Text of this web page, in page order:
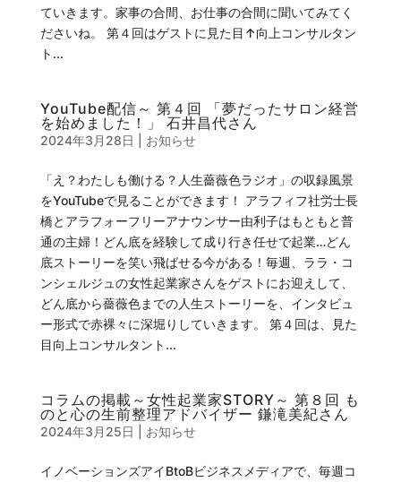
ていきます。家事の合間、お仕事の合間に聞いてみてく
ださいね。 第４回はゲストに見た目↑向上コンサルタン
ト...
YouTube配信～ 第４回 「夢だったサロン経営
を始めました！」 石井昌代さん
2024年3月28日 お知らせ
「え？わたしも働ける？人生薔薇色ラジオ」の収録風景
をYouTubeで見ることができます！ アラフィフ社労士長
橋とアラフォーフリーアナウンサー由利子はもともと普
通の主婦！どん底を経験して成り行き任せで起業…どん
底ストーリーを笑い飛ばせる今がある！毎週、ララ・コ
ンシェルジュの女性起業家さんをゲストにお迎えして、
どん底から薔薇色までの人生ストーリーを、インタビュ
ー形式で赤裸々に深堀りしていきます。 第４回は、見た
目向上コンサルタント...
コラムの掲載～女性起業家STORY～ 第８回 も
のと心の生前整理アドバイザー 鎌滝美紀さん
2024年3月25日 お知らせ
イノベーションズアイBtoBビジネスメディアで、毎週コ